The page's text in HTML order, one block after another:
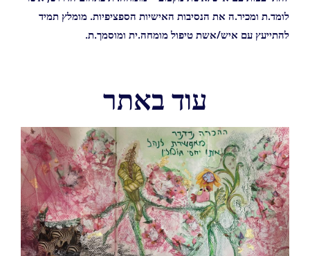
לומד.ת ומכיר.ה את הנסיבות האישיות הספציפיות. מומלץ תמיד
להתייעץ עם איש/אשת טיפול מומחה.ית ומוסמך.ת.
עוד באתר